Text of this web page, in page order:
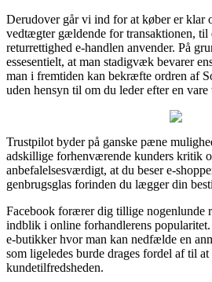
Derudover går vi ind for at køber er klar
vedtægter gældende for transaktionen, til
returrettighed e-handlen anvender. På
essesentielt, at man stadigvæk bevarer
man i fremtiden kan bekræfte ordren af
uden hensyn til om du leder efter en
Trustpilot byder på ganske pæne
adskillige forhenværende kunders kritik
anbefalelsesværdigt, at du beser e-
genbrugsglas forinden du lægger din
Facebook forærer dig tillige nogenlunde
indblik i online forhandlerens
e-butikker hvor man kan nedfælde en
som ligeledes burde drages fordel af til
kundetilfredsheden.